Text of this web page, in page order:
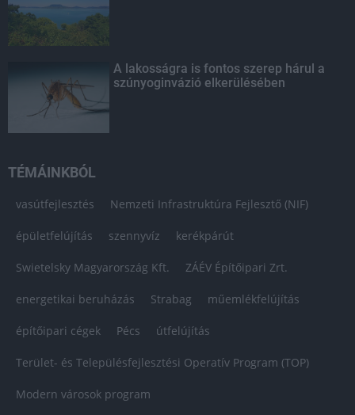
A lakosságra is fontos szerep hárul a
szúnyoginvázió elkerülésében
TÉMÁINKBÓL
vasútfejlesztés Nemzeti Infrastruktúra Fejlesztő (NIF)
épületfelújítás szennyvíz kerékpárút
Swietelsky Magyarország Kft. ZÁÉV Építőipari Zrt.
energetikai beruházás Strabag műemlékfelújítás
építőipari cégek Pécs útfelújítás
Terület- és Településfejlesztési Operatív Program (TOP)
Modern városok program